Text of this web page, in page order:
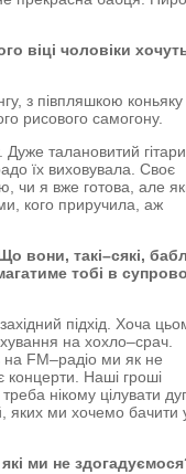
віці чоловіки
з півпляшкою коньяку
рисового самогону.
талановитий
їх виховувала. Своє
чи я вже готова, але
кого приручила, аж
вони, такі–сякі,
тобі в
підхід. Хоча
на хохло–срач.
на FM–радіо ми як не
концерти. Наші гроші
нікому цілувати
яких ми хочемо бачити
ми не